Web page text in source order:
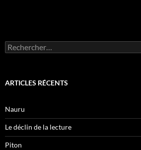
Rechercher :
ARTICLES RÉCENTS
Nauru
Le déclin de la lecture
Piton